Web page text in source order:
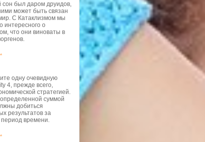
сон был даром друидов,
может быть связан
С Катаклизмом мы
интересного о
что они виноваты в
одну очевидную
4, прежде всего,
стратегией.
суммой
добиться
результатов за
времени.